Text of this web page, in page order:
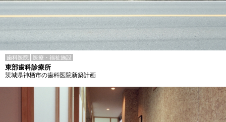
歯科医院 医療・福祉施設
東部歯科診療所
茨城県神栖市の歯科医院新築計画